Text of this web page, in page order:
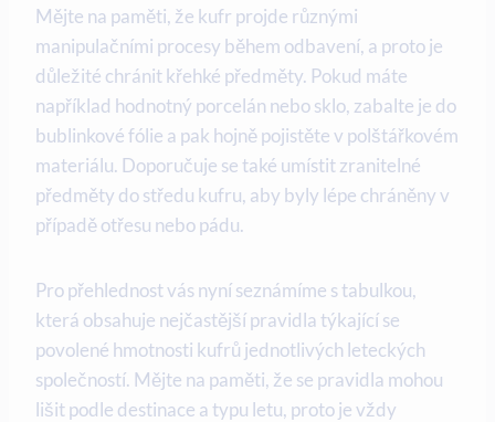
Mějte na paměti, že kufr projde různými
manipulačními procesy během odbavení, a proto je
důležité chránit křehké předměty. Pokud máte
například hodnotný porcelán nebo sklo, zabalte je do
bublinkové fólie a pak hojně pojistěte v polštářkovém
materiálu. Doporučuje se také umístit zranitelné
předměty do středu kufru, aby byly lépe chráněny v
případě otřesu nebo pádu.
Pro přehlednost vás nyní seznámíme s tabulkou,
která obsahuje nejčastější pravidla týkající se
povolené hmotnosti kufrů jednotlivých leteckých
společností. Mějte na paměti, že se pravidla mohou
lišit podle destinace a typu letu, proto je vždy